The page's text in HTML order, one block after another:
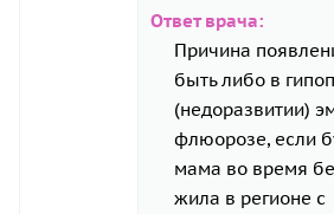
Ответ врача:
Причина
быть либо в
(недоразвитии)
флюорозе, если
мама во время
жила в регионе с